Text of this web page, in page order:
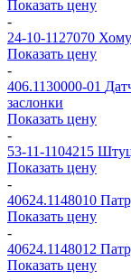
Показать цену
-
24-10-1127070
Показать цену
-
406.1130000-01
заслонки
Показать цену
-
53-11-1104215
Показать цену
-
40624.1148010
Показать цену
-
40624.1148012
Показать цену